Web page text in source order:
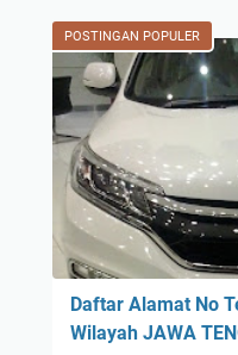
POSTINGAN POPULER
Daftar Alamat No
Wilayah JAWA